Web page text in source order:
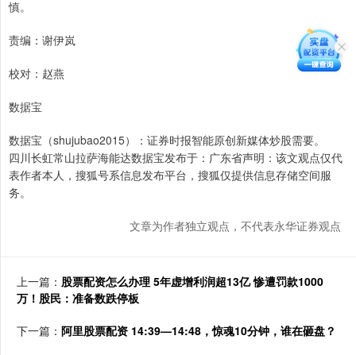
慎。
责编：谢伊岚
校对：赵燕
数据宝
数据宝（shujubao2015）：证券时报智能原创新媒体炒股需要。
四川长虹常山拉萨海能达数据宝发布于：广东省声明：该文观点仅代
表作者本人，搜狐号系信息发布平台，搜狐仅提供信息存储空间服
务。
文章为作者独立观点，不代表永华证券观点
上一篇： 股票配资怎么办理 5年虚增利润超13亿 惨遭罚款1000
万！股民：准备数跌停板
下一篇： 阿里股票配资 14:39—14:48，惊魂10分钟，谁在砸盘？